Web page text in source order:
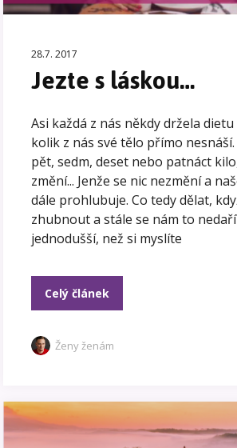
28.7. 2017
Jezte s láskou…
Asi každá z nás někdy držela
kolik z nás své tělo přímo
pět, sedm, deset nebo patnáct
změní... Jenže se nic nezmění a
dále prohlubuje. Co tedy dělat,
zhubnout a stále se nám to
jednodušší, než si myslíte
Celý článek
Ženy ženám